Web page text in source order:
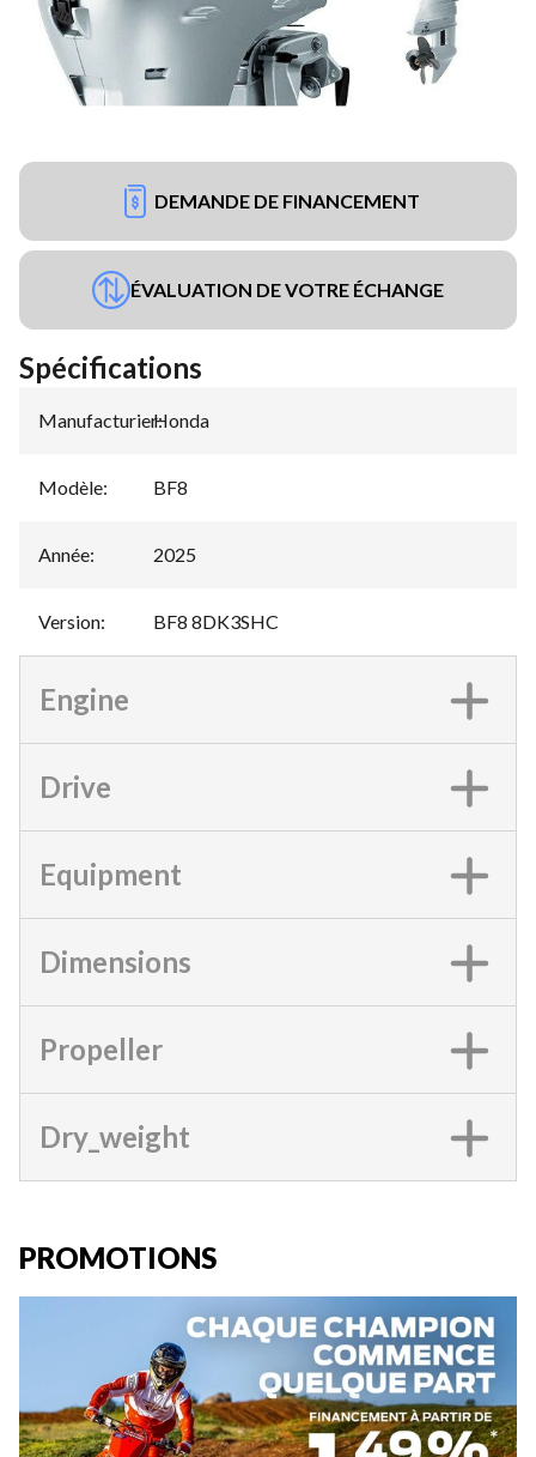
DEMANDE DE FINANCEMENT
ÉVALUATION DE VOTRE ÉCHANGE
Spécifications
Manufacturier:
Honda
Modèle: BF8
Année: 2025
Version: BF8 8DK3SHC
Engine
Drive
Equipment
Dimensions
Propeller
Dry_weight
PROMOTIONS